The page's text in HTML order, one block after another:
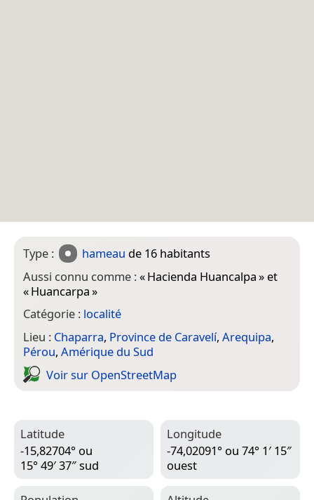
Type : hameau de 16 habitants
Aussi connu comme :«Hacienda Huancalpa» et
«Huancarpa»
Catégorie : localité
Lieu : Chaparra, Province de Caravelí, Arequipa,
Pérou, Amérique du Sud
Voir sur Open­Street­Map
Latitude
-15,82704° ou
15° 49′ 37″ sud
Longitude
-74,02091° ou 74° 1′ 15″
ouest